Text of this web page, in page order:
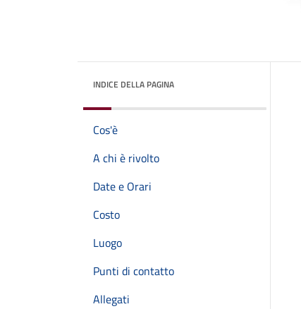
INDICE DELLA PAGINA
Cos'è
A chi è rivolto
Date e Orari
Costo
Luogo
Punti di contatto
Allegati